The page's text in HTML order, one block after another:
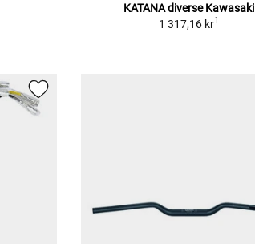
KATANA diverse Kawasaki
1 317,16 kr1